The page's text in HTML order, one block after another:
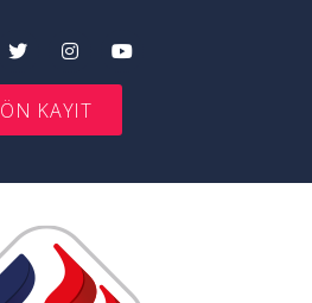
ÖN KAYIT